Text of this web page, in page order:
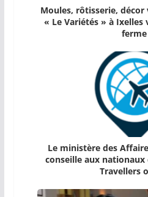
Moules, rôtisserie, décor
« Le Variétés » à
Le ministère des
conseille aux nationaux
Travellers